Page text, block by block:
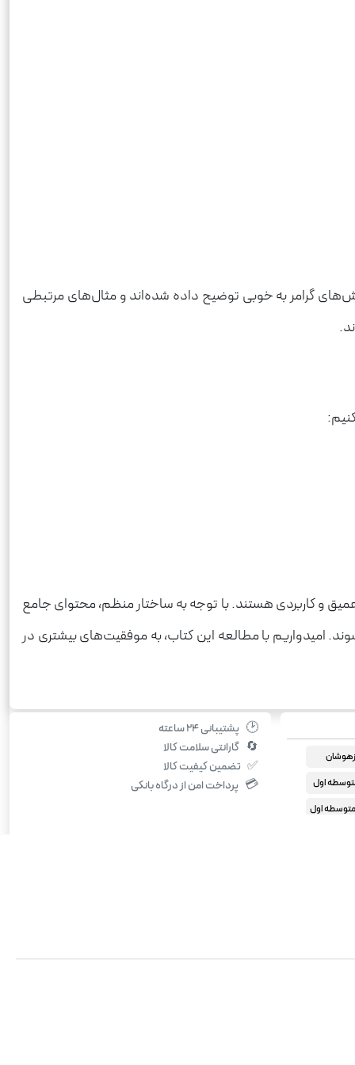
گرامر به خوبی توضیح داده شده‌اند و مثال‌های مرتبطی
و کاربردی هستند. با توجه به ساختار منظم، محتوای جامع
امیدواریم با مطالعه این کتاب، به موفقیت‌های بیشتری در
اول
اول
🕑 پشتیبانی ۲۴ ساعته
🔄 گارانتی سلامت کالا
✅ تضمین کیفیت کالا
💳 پرداخت امن از درگاه بانکی